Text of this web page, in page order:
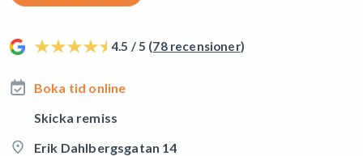
4.5 / 5 (78 recensioner)
Boka tid online
Skicka remiss
Erik Dahlbergsgatan 14